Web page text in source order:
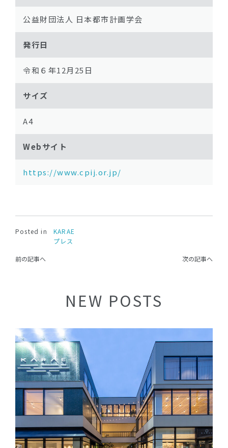
NEW POSTS
公益財団法人 日本都市計画学会
発行日
令和６年12月25日
サイズ
A4
Webサイト
https://www.cpij.or.jp/
Posted in
KARAE
プレス
前の記事へ 次の記事へ